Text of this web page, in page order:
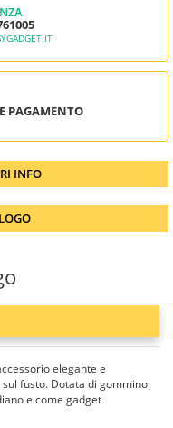
PAGAMENTO
INFO
elegante e
fusto. Dotata di gommino
e come gadget